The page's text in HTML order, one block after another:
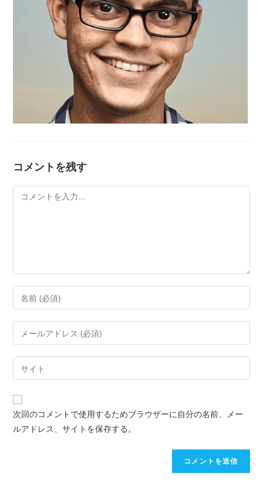
コメントを残す
次回のコメントで使用するためブラウザーに自分の名前、メー
ルアドレス、サイトを保存する。